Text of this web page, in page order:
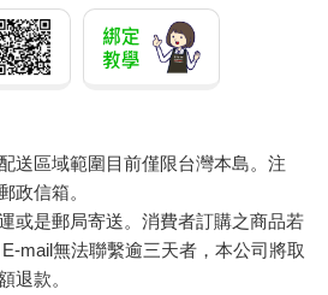
送區域範圍目前僅限台灣本島。注
政信箱。
或是郵局寄送。消費者訂購之商品若
mail無法聯繫逾三天者，本公司將取
退款。